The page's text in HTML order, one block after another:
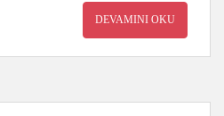
DEVAMINI OKU